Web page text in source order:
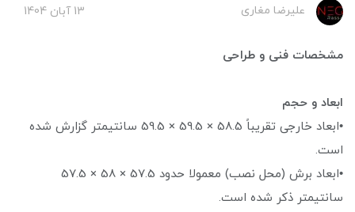
علیرضا مغاری 13 آبان 1404
مشخصات فنی و طراحی
ابعاد و حجم
•ابعاد خارجی تقریباً 58.5 × 59.5 × 59.5 سانتیمتر گزارش شده
است.
•ابعاد برش (محل نصب) معمولا حدود 57.5 × 58 × 57.5
سانتیمتر ذکر شده است.